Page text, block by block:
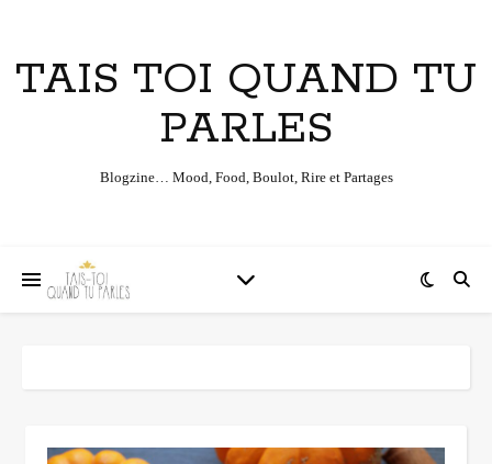
TAIS TOI QUAND TU
PARLES
Blogzine… Mood, Food, Boulot, Rire et Partages